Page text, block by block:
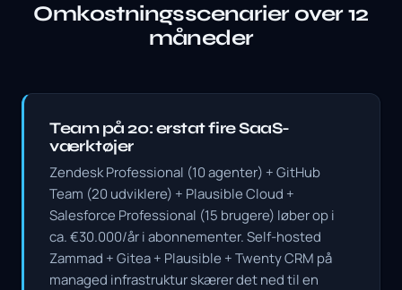
Omkostningsscenarier over 12
måneder
Team på 20: erstat fire SaaS-
værktøjer
Zendesk Professional (10 agenter) + GitHub
Team (20 udviklere) + Plausible Cloud +
Salesforce Professional (15 brugere) løber op i
ca. €30.000/år i abonnementer. Self-hosted
Zammad + Gitea + Plausible + Twenty CRM på
managed infrastruktur skærer det ned til en